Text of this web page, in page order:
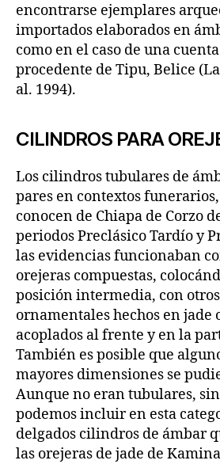
encontrarse ejemplares
importados elaborados en
como en el caso de una
procedente de Tipu, Belice
al. 1994).
CILINDROS PARA
Los cilindros tubulares de
pares en contextos
conocen de Chiapa de Corzo
periodos Preclásico Tardío y
las evidencias funcionaban
orejeras compuestas,
posición intermedia, con
ornamentales hechos en jade
acoplados al frente y en la
También es posible que
mayores dimensiones se
Aunque no eran tubulares,
podemos incluir en esta
delgados cilindros de ámbar
las orejeras de jade de